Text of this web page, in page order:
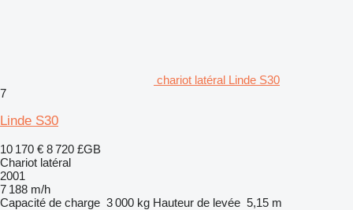
chariot latéral Linde S30
7
Linde S30
10 170 € 8 720 £GB
Chariot latéral
2001
7 188 m/h
Capacité de charge 3 000 kg Hauteur de levée 5,15 m